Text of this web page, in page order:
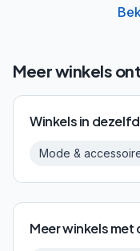
Meer winkels
Winkels in
Mode &
Meer winkels